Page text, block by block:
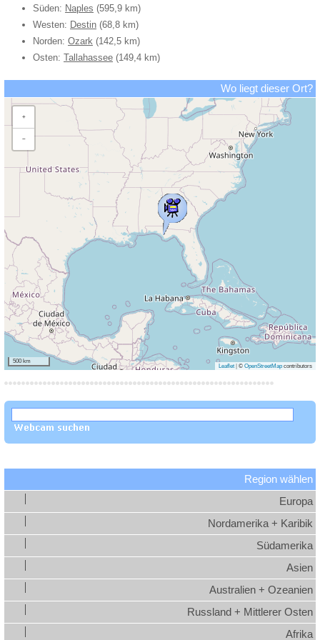
Süden: Naples (595,9 km)
Westen: Destin (68,8 km)
Norden: Ozark (142,5 km)
Osten: Tallahassee (149,4 km)
Wo liegt dieser Ort?
+
−
500 km
Leaflet © OpenStreetMap contributors
Region wählen
Europa
Nordamerika + Karibik
Südamerika
Asien
Australien + Ozeanien
Russland + Mittlerer Osten
Afrika